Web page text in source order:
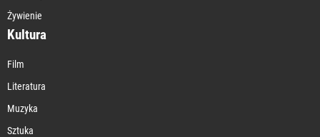
Żywienie
Kultura
Film
Literatura
Muzyka
Sztuka